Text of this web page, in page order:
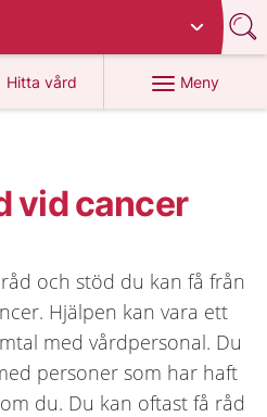
Hitta vård
på 1177.se
Meny
vid cancer
och stöd du kan få från
Hjälpen kan vara ett
med vårdpersonal. Du
personer som har haft
du. Du kan oftast få råd